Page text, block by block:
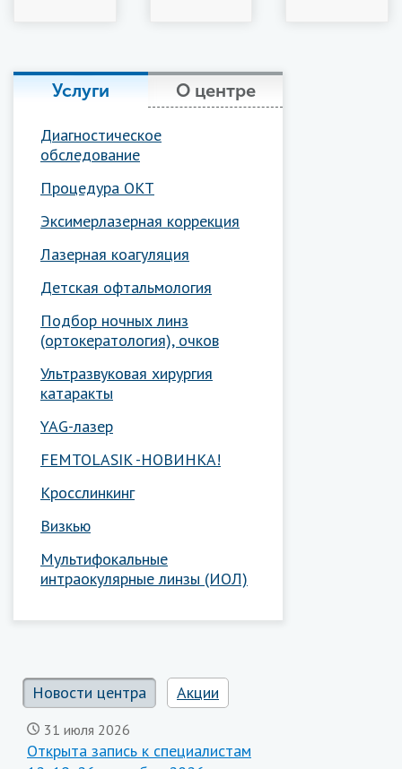
Услуги О центре
Диагностическое
обследование
Процедура ОКТ
Эксимерлазерная коррекция
Лазерная коагуляция
Детская офтальмология
Подбор ночных линз
(ортокератология), очков
Ультразвуковая хирургия
катаракты
YAG-лазер
FEMTOLASIK -НОВИНКА!
Кросслинкинг
Визкью
Мультифокальные
интраокулярные линзы (ИОЛ)
Новости центра Акции
31 июля 2026
Открыта запись к специалистам